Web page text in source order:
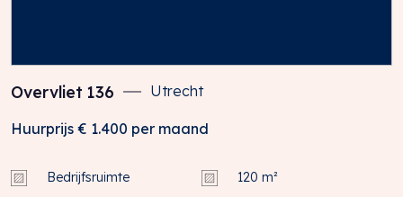
Overvliet 136 Utrecht
Huurprijs € 1.400 per maand
Bedrijfsruimte 120 m²